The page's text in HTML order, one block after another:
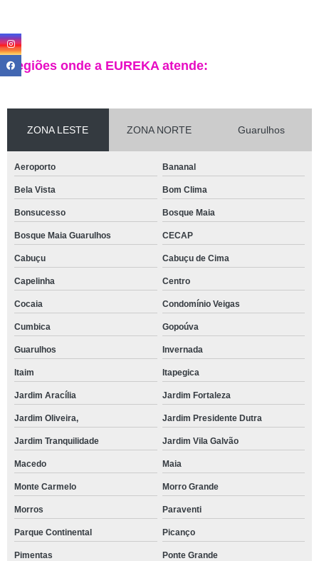
Regiões onde a EUREKA atende:
ZONA LESTE ZONA NORTE Guarulhos
Aeroporto Bananal
Bela Vista Bom Clima
Bonsucesso Bosque Maia
Bosque Maia Guarulhos CECAP
Cabuçu Cabuçu de Cima
Capelinha Centro
Cocaia Condomínio Veigas
Cumbica Gopoúva
Guarulhos Invernada
Itaim Itapegica
Jardim Aracília Jardim Fortaleza
Jardim Oliveira, Jardim Presidente Dutra
Jardim Tranquilidade Jardim Vila Galvão
Macedo Maia
Monte Carmelo Morro Grande
Morros Paraventi
Parque Continental Picanço
Pimentas Ponte Grande